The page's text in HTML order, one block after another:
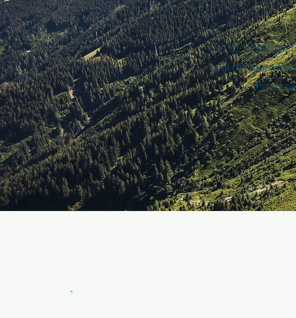
Es ist nicht
und mit dem